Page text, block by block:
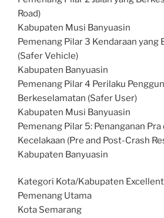
Road)
Kabupaten Musi Banyuasin
Pemenang Pilar 3 Kendaraan yang
(Safer Vehicle)
Kabupaten Banyuasin
Pemenang Pilar 4 Perilaku
Berkeselamatan (Safer User)
Kabupaten Musi Banyuasin
Pemenang Pilar 5: Penanganan Pra
Kecelakaan (Pre and Post-Crash
Kabupaten Banyuasin
Kategori Kota/Kabupaten
Pemenang Utama
Kota Semarang